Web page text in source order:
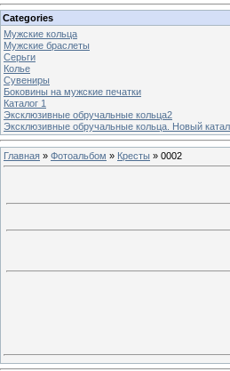
Categories
Мужские кольца
Мужские браслеты
Серьги
Колье
Сувениры
Боковины на мужские печатки
Каталог 1
Эксклюзивные обручальные кольца2
Эксклюзивные обручальные кольца. Новый
Главная » Фотоальбом » Кресты » 0002